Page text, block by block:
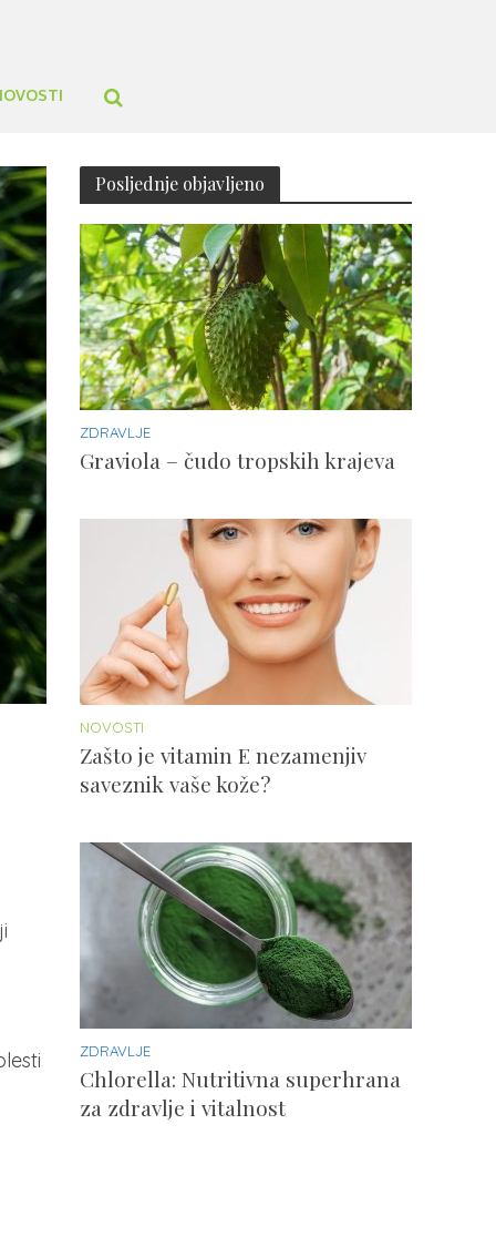
Posljednje objavljeno
ZDRAVLJE
Graviola – čudo tropskih krajeva
NOVOSTI
Zašto je vitamin E nezamenjiv
saveznik vaše kože?
ZDRAVLJE
Chlorella: Nutritivna superhrana
za zdravlje i vitalnost